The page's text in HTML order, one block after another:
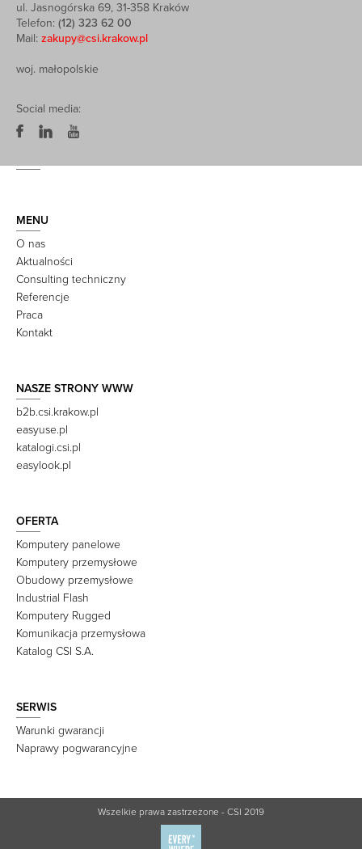
ul. Jasnogórska 69, 31-358 Kraków
Telefon: (12) 323 62 00
Mail: zakupy@csi.krakow.pl
woj. małopolskie
Social media:
MENU
O nas
Aktualności
Consulting techniczny
Referencje
Praca
Kontakt
NASZE STRONY WWW
b2b.csi.krakow.pl
easyuse.pl
katalogi.csi.pl
easylook.pl
OFERTA
Komputery panelowe
Komputery przemysłowe
Obudowy przemysłowe
Industrial Flash
Komputery Rugged
Komunikacja przemysłowa
Katalog CSI S.A.
SERWIS
Warunki gwarancji
Naprawy pogwarancyjne
Wszelkie prawa zastrzeżone - CSI 2019